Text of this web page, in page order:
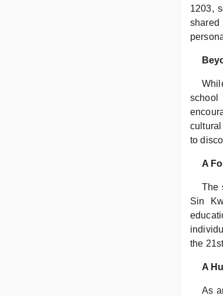
1203,
school
to
A
The
Sin
the
A
As